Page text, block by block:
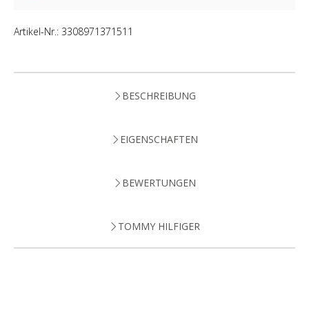
Artikel-Nr.: 3308971371511
BESCHREIBUNG
EIGENSCHAFTEN
BEWERTUNGEN
TOMMY HILFIGER